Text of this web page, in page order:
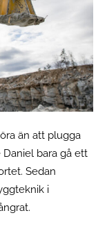
än att plugga
bara gå ett
Sedan
i